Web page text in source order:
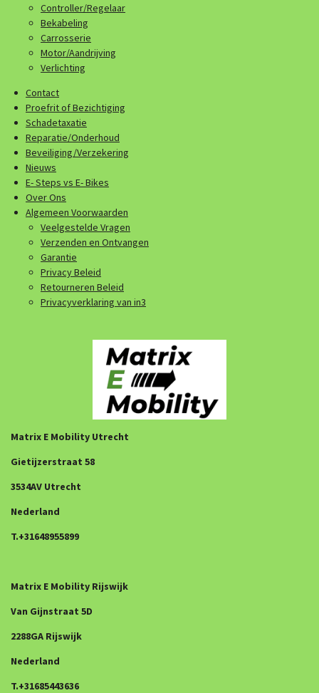
Controller/Regelaar
Bekabeling
Carrosserie
Motor/Aandrijving
Verlichting
Contact
Proefrit of Bezichtiging
Schadetaxatie
Reparatie/Onderhoud
Beveiliging/Verzekering
Nieuws
E- Steps vs E- Bikes
Over Ons
Algemeen Voorwaarden
Veelgestelde Vragen
Verzenden en Ontvangen
Garantie
Privacy Beleid
Retourneren Beleid
Privacyverklaring van in3
Matrix E Mobility Utrecht
Gietijzerstraat 58
3534AV Utrecht
Nederland
T.+31648955899
Matrix E Mobility Rijswijk
Van Gijnstraat 5D
2288GA Rijswijk
Nederland
T.+31685443636